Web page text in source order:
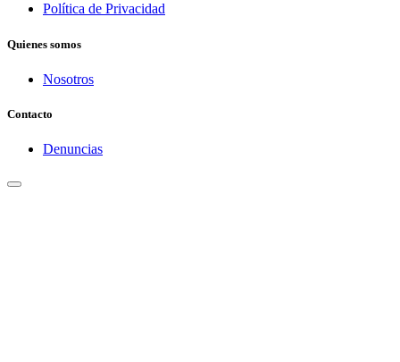
Política de Privacidad
Quienes somos
Nosotros
Contacto
Denuncias